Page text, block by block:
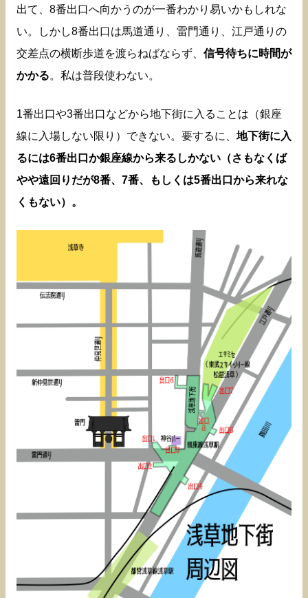
出て、8番出口へ向かうのが一番わかり易いかもしれな
い。しかし8番出口は馬道通り、雷門通り、江戸通りの
交差点の横断歩道を渡らねばならず、 信号待ちに時間が
かかる。私は普段使わない。
1番出口や3番出口などから地下街に入ることは（銀座
線に入場しない限り）できない。要するに、 地下街に入
るには6番出口か銀座線から来るしかない（さもなくば
やや遠回りだが8番、7番、もしくは5番出口から来れな
くもない）。